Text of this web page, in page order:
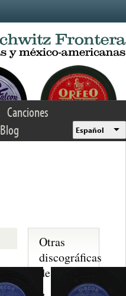
Canciones
Blog Español
Otras
discográficas
de nota ...
Zenda